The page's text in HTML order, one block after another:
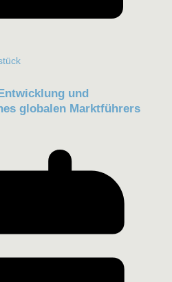
und
globalen Marktführers